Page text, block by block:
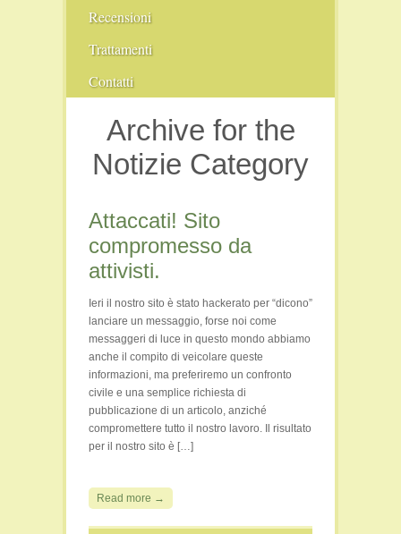
Recensioni
Comunità
Conferenze
Fiere
Film e Video
Libri
Persone
Viaggi e Luoghi Spirituali
Trattamenti
Pranoterapia
Contatti
Archive for the
Notizie Category
Attaccati! Sito
compromesso da
attivisti.
Ieri il nostro sito è stato hackerato per “dicono”
lanciare un messaggio, forse noi come
messaggeri di luce in questo mondo abbiamo
anche il compito di veicolare queste
informazioni, ma preferiremo un confronto
civile e una semplice richiesta di
pubblicazione di un articolo, anziché
compromettere tutto il nostro lavoro. Il risultato
per il nostro sito è […]
Read more →